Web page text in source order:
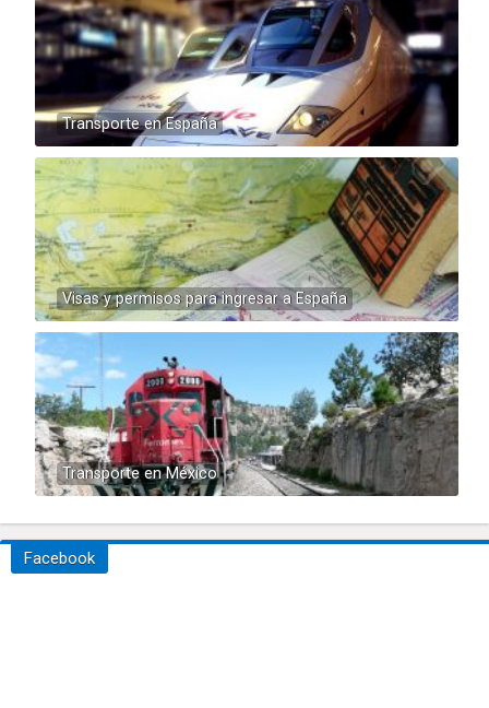
Transporte en España
Visas y permisos para ingresar a España
Transporte en México
Facebook